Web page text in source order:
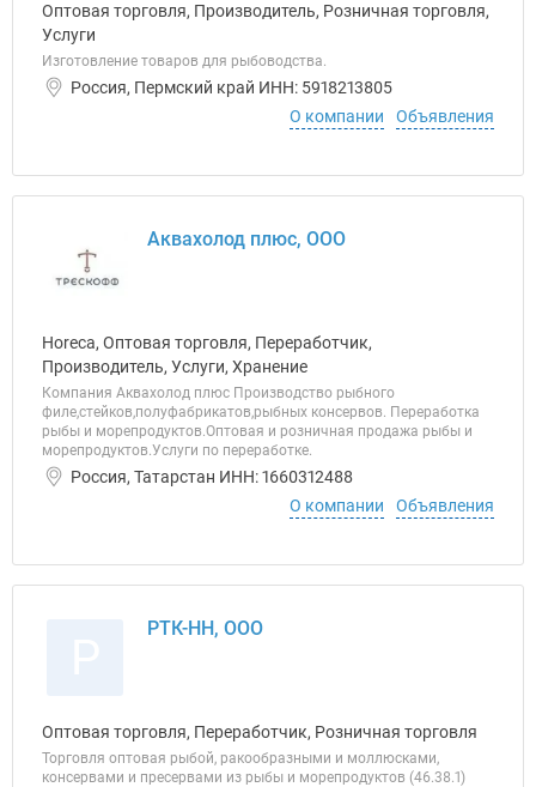
Оптовая торговля, Производитель, Розничная торговля,
Услуги
Изготовление товаров для рыбоводства.
Россия, Пермский край ИНН: 5918213805
О компании
Объявления
Аквахолод плюс, ООО
Horeca, Оптовая торговля, Переработчик,
Производитель, Услуги, Хранение
Компания Аквахолод плюс Производство рыбного
филе,стейков,полуфабрикатов,рыбных консервов. Переработка
рыбы и морепродуктов.Оптовая и розничная продажа рыбы и
морепродуктов.Услуги по переработке.
Россия, Татарстан ИНН: 1660312488
О компании
Объявления
РТК-НН, ООО
Оптовая торговля, Переработчик, Розничная торговля
Торговля оптовая рыбой, ракообразными и моллюсками,
консервами и пресервами из рыбы и морепродуктов (46.38.1)